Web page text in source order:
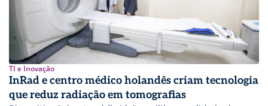
TI e Inovação
InRad e centro médico holandês criam tecnologia
que reduz radiação em tomografias